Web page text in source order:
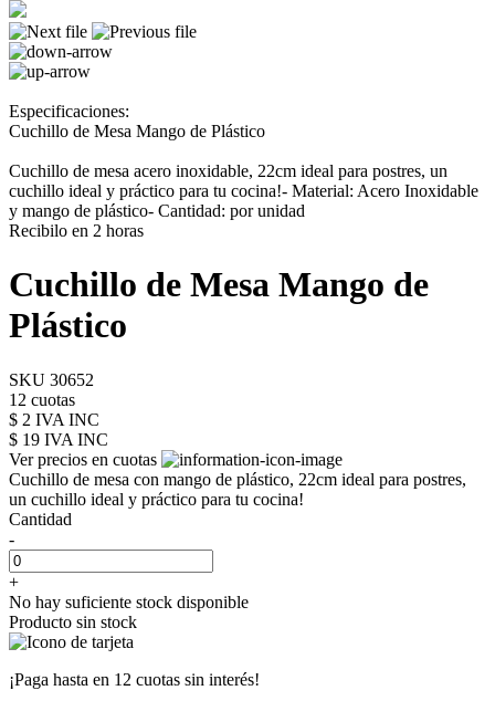
Especificaciones:
Cuchillo de Mesa Mango de Plástico
Cuchillo de mesa acero inoxidable, 22cm ideal para postres, un
cuchillo ideal y práctico para tu cocina!- Material: Acero Inoxidable
y mango de plástico- Cantidad: por unidad
Recibilo en 2 horas
Cuchillo de Mesa Mango de
Plástico
SKU 30652
12 cuotas
$ 2 IVA INC
$ 19 IVA INC
Ver precios en cuotas
Cuchillo de mesa con mango de plástico, 22cm ideal para postres,
un cuchillo ideal y práctico para tu cocina!
Cantidad
-
+
No hay suficiente stock disponible
Producto sin stock
¡Paga hasta en 12 cuotas sin interés!